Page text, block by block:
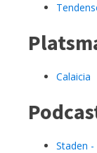
Calaicia
Staden -